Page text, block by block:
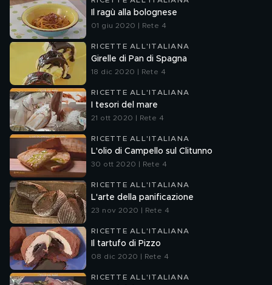
Il ragù alla bolognese
01 giu 2020 | Rete 4
RICETTE ALL'ITALIANA
Girelle di Pan di Spagna
18 dic 2020 | Rete 4
RICETTE ALL'ITALIANA
I tesori del mare
21 ott 2020 | Rete 4
RICETTE ALL'ITALIANA
L'olio di Campello sul Clitunno
30 ott 2020 | Rete 4
RICETTE ALL'ITALIANA
L'arte della panificazione
23 nov 2020 | Rete 4
RICETTE ALL'ITALIANA
Il tartufo di Pizzo
08 dic 2020 | Rete 4
RICETTE ALL'ITALIANA